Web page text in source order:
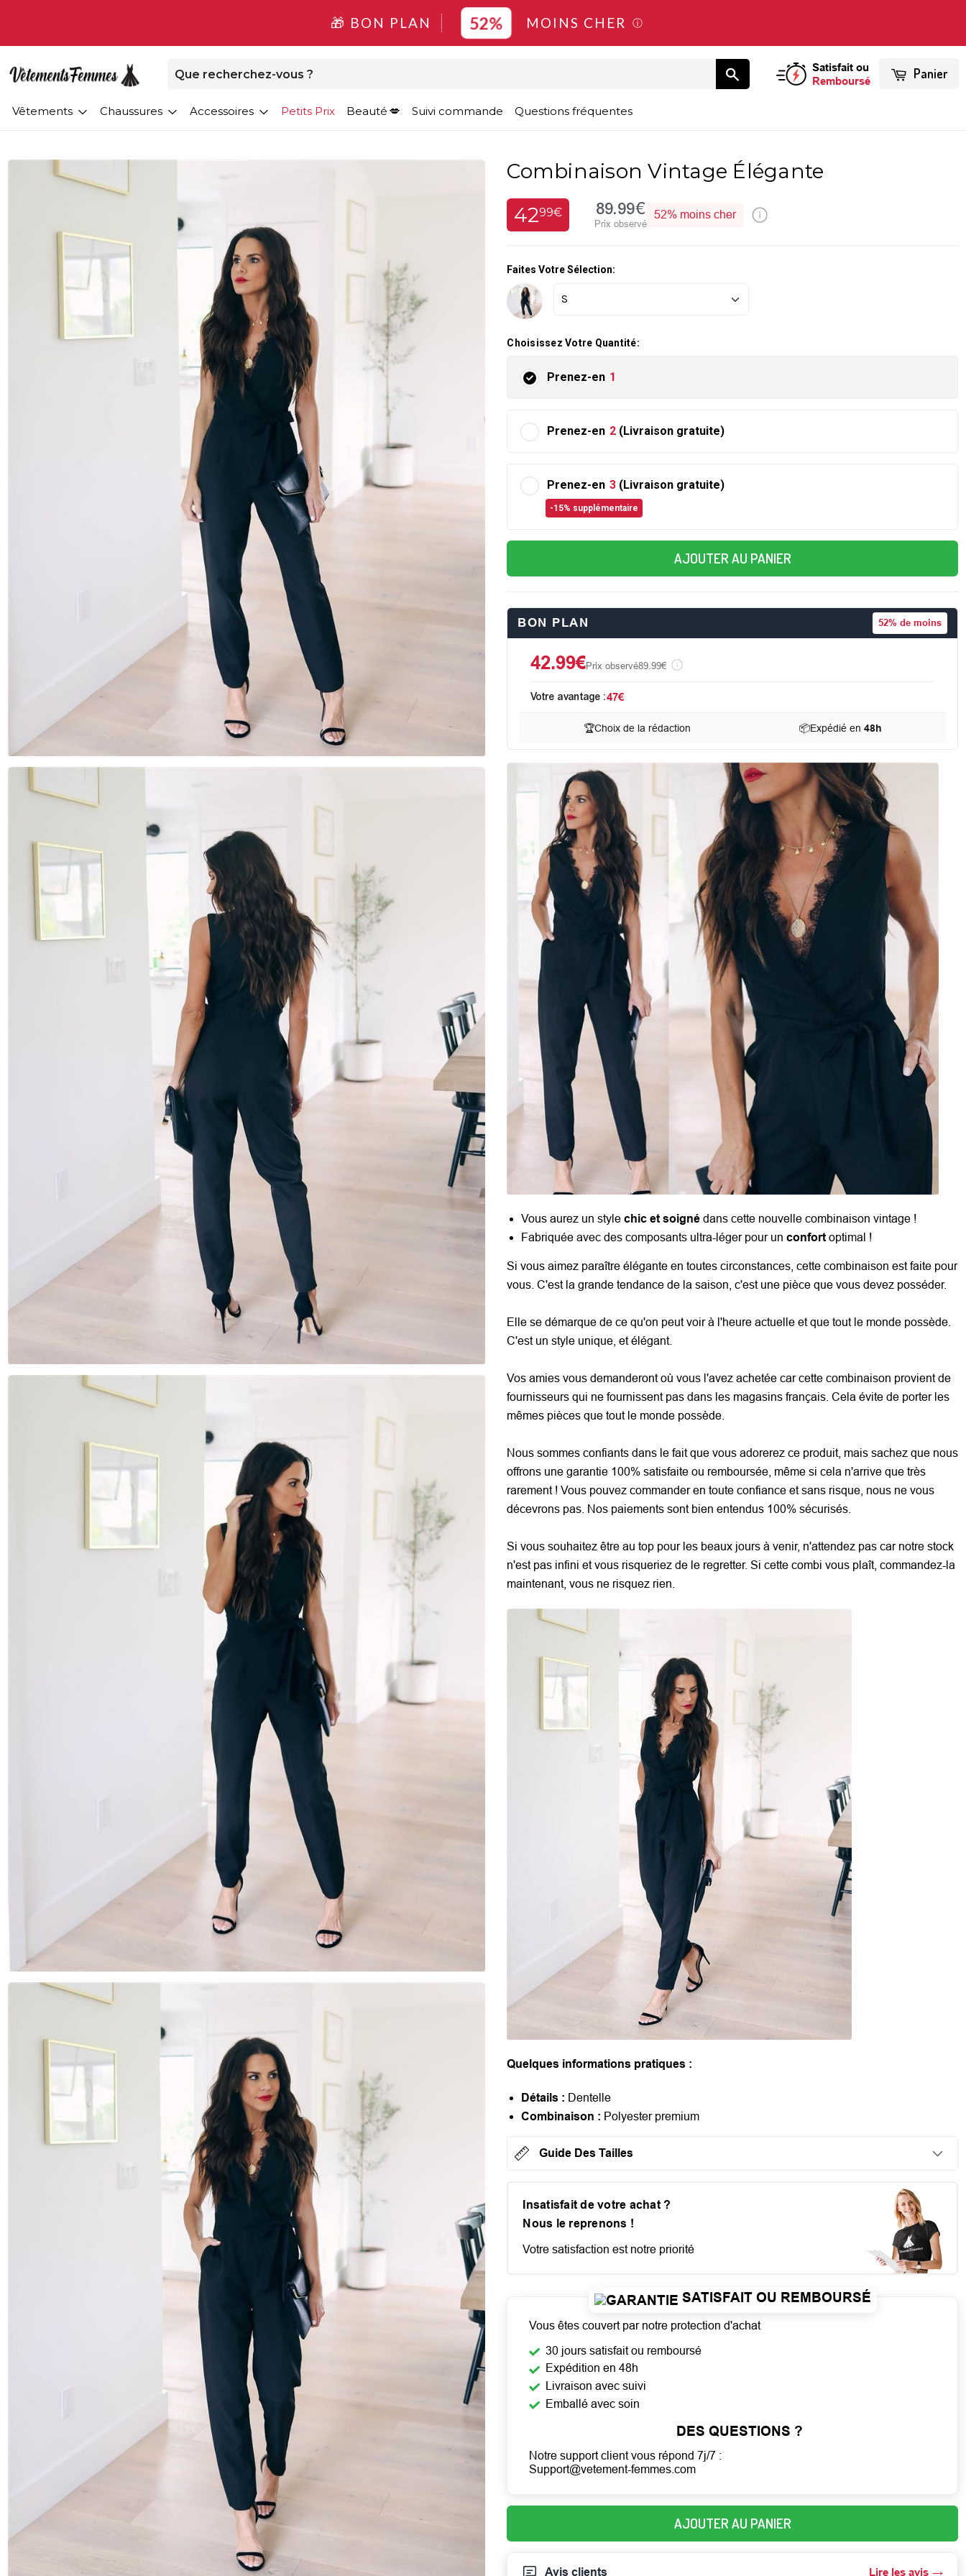
🎁 BON PLAN 52% MOINS CHER ⓘ
Satisfait ou
Remboursé
Panier
Vêtements Chaussures Accessoires Petits Prix Beauté Suivi commande Questions fréquentes
Combinaison Vintage Élégante
4299€ 89.99€
Prix observé
52% moins cher
Faites Votre Sélection:
Choisissez Votre Quantité:
Prenez-en 1
Prenez-en 2 (Livraison gratuite)
Prenez-en 3 (Livraison gratuite)
-15% supplémentaire
AJOUTER AU PANIER
BON PLAN 52% de moins
42.99€Prix observé89.99€
Votre avantage :47€
🏆Choix de la rédaction 📦Expédié en 48h
Vous aurez un stylechic et soigné dans cette nouvelle combinaison vintage !
Fabriquée avec des composants ultra-léger pour unconfort optimal !
Si vous aimez paraître élégante en toutes circonstances, cette combinaison est faite pour
vous. C'est la grande tendance de la saison, c'est une pièce que vous devez posséder.
Elle se démarque de ce qu'on peut voir à l'heure actuelle et que tout le monde possède.
C'est un style unique, et élégant.
Vos amies vous demanderont où vous l'avez achetée car cette combinaison provient de
fournisseurs qui ne fournissent pas dans les magasins français. Cela évite de porter les
mêmes pièces que tout le monde possède.
Nous sommes confiants dans le fait que vous adorerez ce produit, mais sachez que nous
offrons une garantie 100% satisfaite ou remboursée, même si cela n'arrive que très
rarement ! Vous pouvez commander en toute confiance et sans risque, nous ne vous
décevrons pas. Nos paiements sont bien entendus 100% sécurisés.
Si vous souhaitez être au top pour les beaux jours à venir, n'attendez pas car notre stock
n'est pas infini et vous risqueriez de le regretter. Si cette combi vous plaît, commandez-la
maintenant, vous ne risquez rien.
Quelques informations pratiques :
Détails : Dentelle
Combinaison : Polyester premium
Guide Des Tailles
Insatisfait de votre achat ?
Nous le reprenons !
Votre satisfaction est notre priorité
SATISFAIT OU REMBOURSÉ
Vous êtes couvert par notre protection d'achat
30 jours satisfait ou remboursé
Expédition en 48h
Livraison avec suivi
Emballé avec soin
DES QUESTIONS ?
Notre support client vous répond 7j/7 :
Support@vetement-femmes.com
AJOUTER AU PANIER
Avis clients Lire les avis